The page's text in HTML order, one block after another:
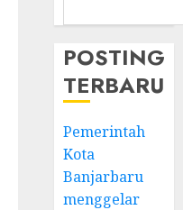
POSTING
TERBARU
Pemerintah
Kota
Banjarbaru
menggelar